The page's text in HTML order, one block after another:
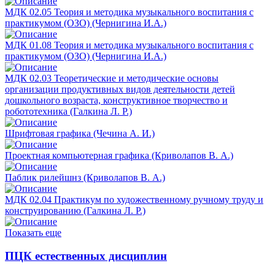
МДК 02.05 Теория и методика музыкального воспитания с
практикумом (ОЗО) (Чернигина И.А.)
МДК 01.08 Теория и методика музыкального воспитания с
практикумом (ОЗО) (Чернигина И.А.)
МДК 02.03 Теоретические и методические основы
организации продуктивных видов деятельности детей
дошкольного возраста, конструктивное творчество и
робототехника (Галкина Л. Р.)
Шрифтовая графика (Чечина А. И.)
Проектная компьютерная графика (Криволапов В. А.)
Паблик рилейшнз (Криволапов В. А.)
МДК 02.04 Практикум по художественному ручному труду и
конструированию (Галкина Л. Р.)
Показать еще
ПЦК естественных дисциплин